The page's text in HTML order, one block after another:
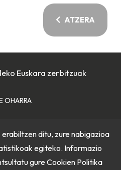
ATZERA
Euskara zerbitzuak
OHARRA
POLITIKA
ditu, zure nabigazioa
egiteko. Informazio
gureCookien Politika